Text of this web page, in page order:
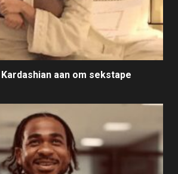
aan om sekstape